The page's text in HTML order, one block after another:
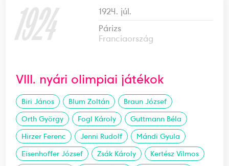
1924
1924. júl.
Párizs
Franciaország
VIII. nyári olimpiai játékok
Biri János Blum Zoltán
Braun József
Orth György
Fogl Károly
Guttmann Béla
Hirzer Ferenc
Jenni Rudolf
Mándi Gyula
Eisenhoffer József
Zsák Károly
Kertész Vilmos